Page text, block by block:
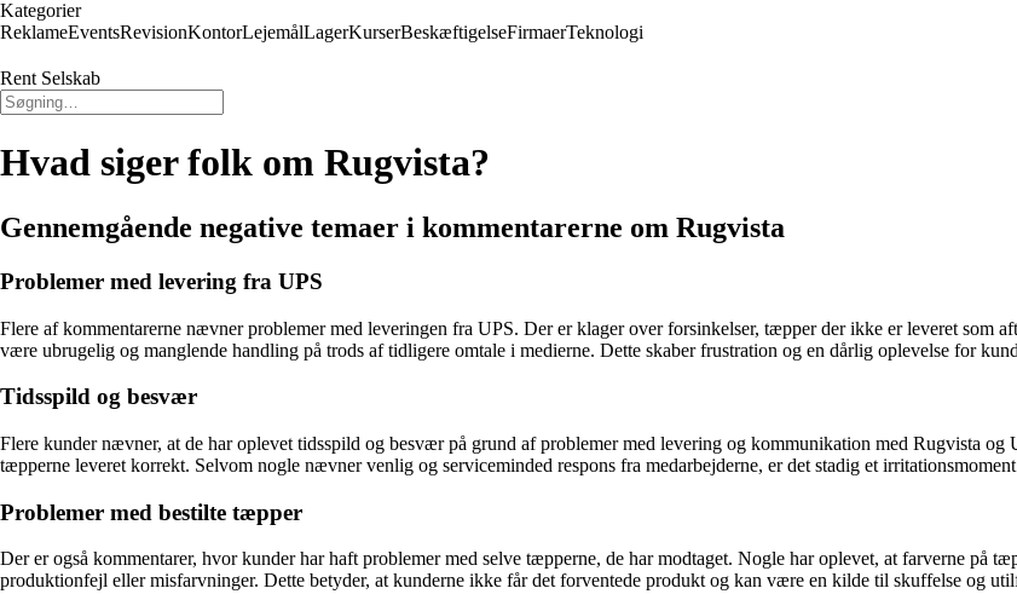
Kategorier
ReklameEventsRevisionKontorLejemålLagerKurserBeskæftigelseFirmaerTeknologi
Rent Selskab
Hvad siger folk om Rugvista?
Gennemgående negative temaer i kommentarerne om Rugvista
Problemer med levering fra UPS
Flere af kommentarerne nævner problemer med leveringen fra UPS. Der er klager over forsinkelser, tæpper der ikke er leveret som
være ubrugelig og manglende handling på trods af tidligere omtale i medierne. Dette skaber frustration og en dårlig oplevelse for
Tidsspild og besvær
Flere kunder nævner, at de har oplevet tidsspild og besvær på grund af problemer med levering og kommunikation med Rugvista
tæpperne leveret korrekt. Selvom nogle nævner venlig og serviceminded respons fra medarbejderne, er det stadig et
Problemer med bestilte tæpper
Der er også kommentarer, hvor kunder har haft problemer med selve tæpperne, de har modtaget. Nogle har oplevet, at farverne på
produktionfejl eller misfarvninger. Dette betyder, at kunderne ikke får det forventede produkt og kan være en kilde til skuffelse og